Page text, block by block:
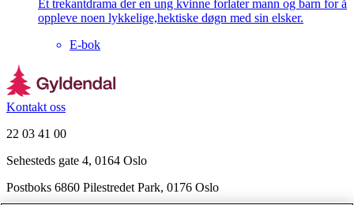
Et trekantdrama der en ung kvinne forlater mann og barn for å
oppleve noen lykkelige,hektiske døgn med sin elsker.
E-bok
Kontakt oss
22 03 41 00
Sehesteds gate 4, 0164 Oslo
Postboks 6860 Pilestredet Park, 0176 Oslo